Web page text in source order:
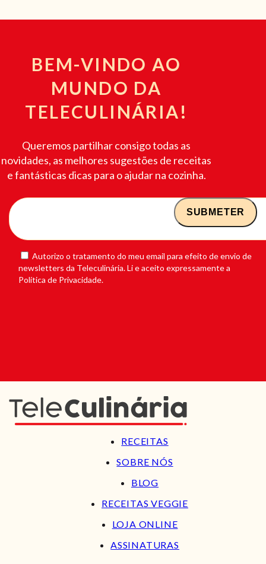
BEM-VINDO AO
MUNDO DA
TELECULINÁRIA!
Queremos partilhar consigo todas as
novidades, as melhores sugestões de receitas
e fantásticas dicas para o ajudar na cozinha.
Autorizo o tratamento do meu email para efeito de envio de
newsletters da Teleculinária. Li e aceito expressamente a
Política de Privacidade.
RECEITAS
SOBRE NÓS
BLOG
RECEITAS VEGGIE
LOJA ONLINE
ASSINATURAS